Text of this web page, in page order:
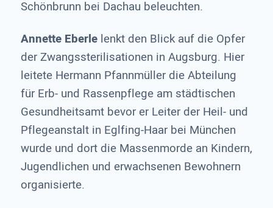
Schönbrunn bei Dachau beleuchten.
Annette Eberlelenkt den Blick auf die Opfer
der Zwangssterilisationen in Augsburg. Hier
leitete Hermann Pfannmüller die Abteilung
für Erb- und Rassenpflege am städtischen
Gesundheitsamt bevor er Leiter der Heil- und
Pflegeanstalt in Eglfing-Haar bei München
wurde und dort die Massenmorde an Kindern,
Jugendlichen und erwachsenen Bewohnern
organisierte.